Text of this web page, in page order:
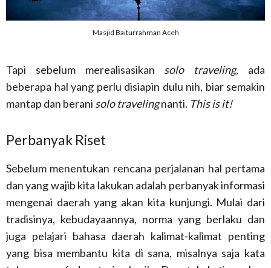
Masjid Baiturrahman Aceh
Tapi sebelum merealisasikan solo traveling, ada
beberapa hal yang perlu disiapin dulu nih, biar semakin
mantap dan berani solo travelingnanti. This is it!
Perbanyak Riset
Sebelum menentukan rencana perjalanan hal pertama
dan yang wajib kita lakukan adalah perbanyak informasi
mengenai daerah yang akan kita kunjungi. Mulai dari
tradisinya, kebudayaannya, norma yang berlaku dan
juga pelajari bahasa daerah kalimat-kalimat penting
yang bisa membantu kita di sana, misalnya saja kata